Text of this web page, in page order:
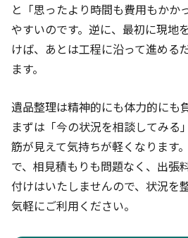
と「思ったより時間も費用もかか
やすいのです。逆に、最初に現地
けば、あとは工程に沿って進める
ます。
遺品整理は精神的にも体力的にも
まずは「今の状況を相談してみる
筋が見えて気持ちが軽くなります
で、相見積もりも問題なく、出張
付けはいたしませんので、状況を
気軽にご利用ください。